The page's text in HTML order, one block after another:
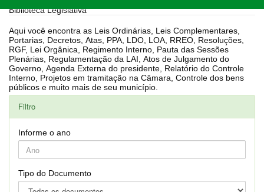
Biblioteca Legislativa
Aqui você encontra as Leis Ordinárias, Leis Complementares,
Portarias, Decretos, Atas, PPA, LDO, LOA, RREO, Resoluções,
RGF, Lei Orgânica, Regimento Interno, Pauta das Sessões
Plenárias, Regulamentação da LAI, Atos de Julgamento do
Governo, Agenda Externa do presidente, Relatório do Controle
Interno, Projetos em tramitação na Câmara, Controle dos bens
públicos e muito mais de seu município.
Filtro
Informe o ano
Tipo do Documento